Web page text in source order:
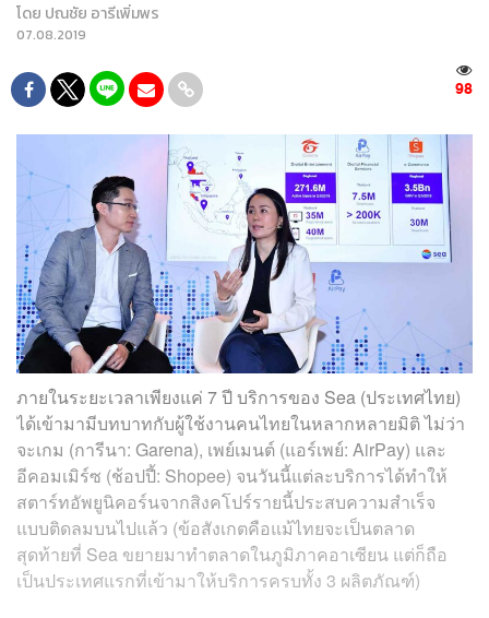
โดย ปณชัย อารีเพิ่มพร
07.08.2019
98
ภายในระยะเวลาเพียงแค่ 7 ปี บริการของ Sea (ประเทศไทย)
ได้เข้ามามีบทบาทกับผู้ใช้งานคนไทยในหลากหลายมิติ ไม่ว่า
จะเกม (การีนา: Garena), เพย์เมนต์ (แอร์เพย์: AirPay) และ
อีคอมเมิร์ซ (ช้อปปี้: Shopee) จนวันนี้แต่ละบริการได้ทำให้
สตาร์ทอัพยูนิคอร์นจากสิงคโปร์รายนี้ประสบความสำเร็จ
แบบติดลมบนไปแล้ว (ข้อสังเกตคือแม้ไทยจะเป็นตลาด
สุดท้ายที่ Sea ขยายมาทำตลาดในภูมิภาคอาเซียน แต่ก็ถือ
เป็นประเทศแรกที่เข้ามาให้บริการครบทั้ง 3 ผลิตภัณฑ์)